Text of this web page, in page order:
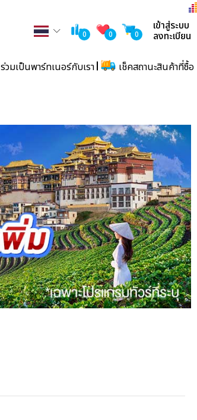
0 0 0
เข้าสู่ระบบ
ลงทะเบียน
ร่วมเป็นพาร์ทเนอร์กับเรา เช็คสถานะสินค้าที่ซื้อ